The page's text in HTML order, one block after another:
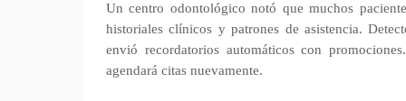
Un centro odontológico notó que muchos
historiales clínicos y patrones de asistencia.
envió recordatorios automáticos con
agendará citas nuevamente.